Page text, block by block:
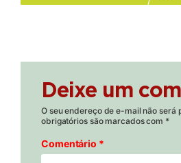
Deixe um
O seu endereço de e-mail não será
obrigatórios são marcados com *
Comentário *